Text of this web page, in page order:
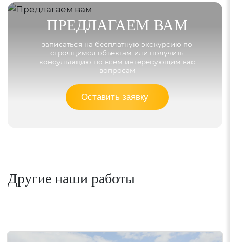
ПРЕДЛАГАЕМ ВАМ
записаться на бесплатную экскурсию по
строящимся объектам или получить
консультацию по всем интересующим вас
вопросам
Оставить заявку
Другие наши работы